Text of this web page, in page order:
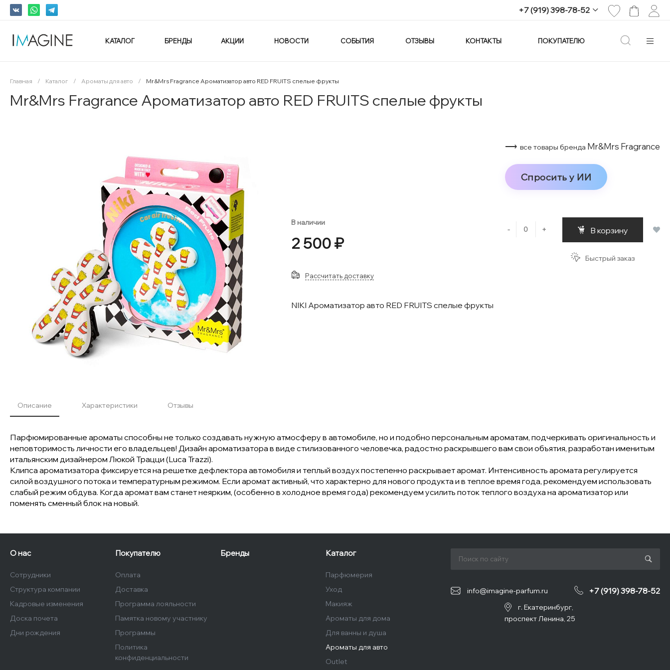
+7 (919) 398-78-52
+7 (919) 398-78-52
КАТАЛОГ БРЕНДЫ АКЦИИ НОВОСТИ СОБЫТИЯ ОТЗЫВЫ КОНТАКТЫ ПОКУПАТЕЛЮ
Главная / Каталог / Ароматы для авто / Mr&Mrs Fragrance Ароматизатор авто RED FRUITS спелые фрукты
Mr&Mrs Fragrance Ароматизатор авто RED FRUITS спелые фрукты
⟶ все товары бренда Mr&Mrs Fragrance
Спросить у ИИ
В наличии
2 500 ₽
- + В корзину
Быстрый заказ
Рассчитать доставку
NIKI Ароматизатор авто RED FRUITS спелые фрукты
Описание Характеристики Отзывы
Парфюмированные ароматы способны не только создавать нужную атмосферу в автомобиле, но и подобно персональным ароматам, подчеркивать оригинальность и
неповторимость личности его владельцев! Дизайн ароматизатора в виде стилизованного человечка, радостно раскрывшего вам свои объятия, разработан именитым
итальянским дизайнером Люкой Трацци (Luca Trazzi).
Клипса ароматизатора фиксируется на решетке дефлектора автомобиля и теплый воздух постепенно раскрывает аромат. Интенсивность аромата регулируется
силой воздушного потока и температурным режимом. Если аромат активный, что характерно для нового продукта и в теплое время года, рекомендуем использовать
слабый режим обдува. Когда аромат вам станет неярким, (особенно в холодное время года) рекомендуем усилить поток теплого воздуха на ароматизатор или
поменять сменный блок на новый.
О нас
Сотрудники
Структура компании
Кадровые изменения
Доска почета
Дни рождения
Покупателю
Оплата
Доставка
Программа лояльности
Памятка новому участнику
Программы
Политика
конфиденциальности
Бренды Каталог
Парфюмерия
Уход
Макияж
Ароматы для дома
Для ванны и душа
Ароматы для авто
Outlet
info@imagine-parfum.ru +7 (919) 398-78-52
г. Екатеринбург,
проспект Ленина, 25